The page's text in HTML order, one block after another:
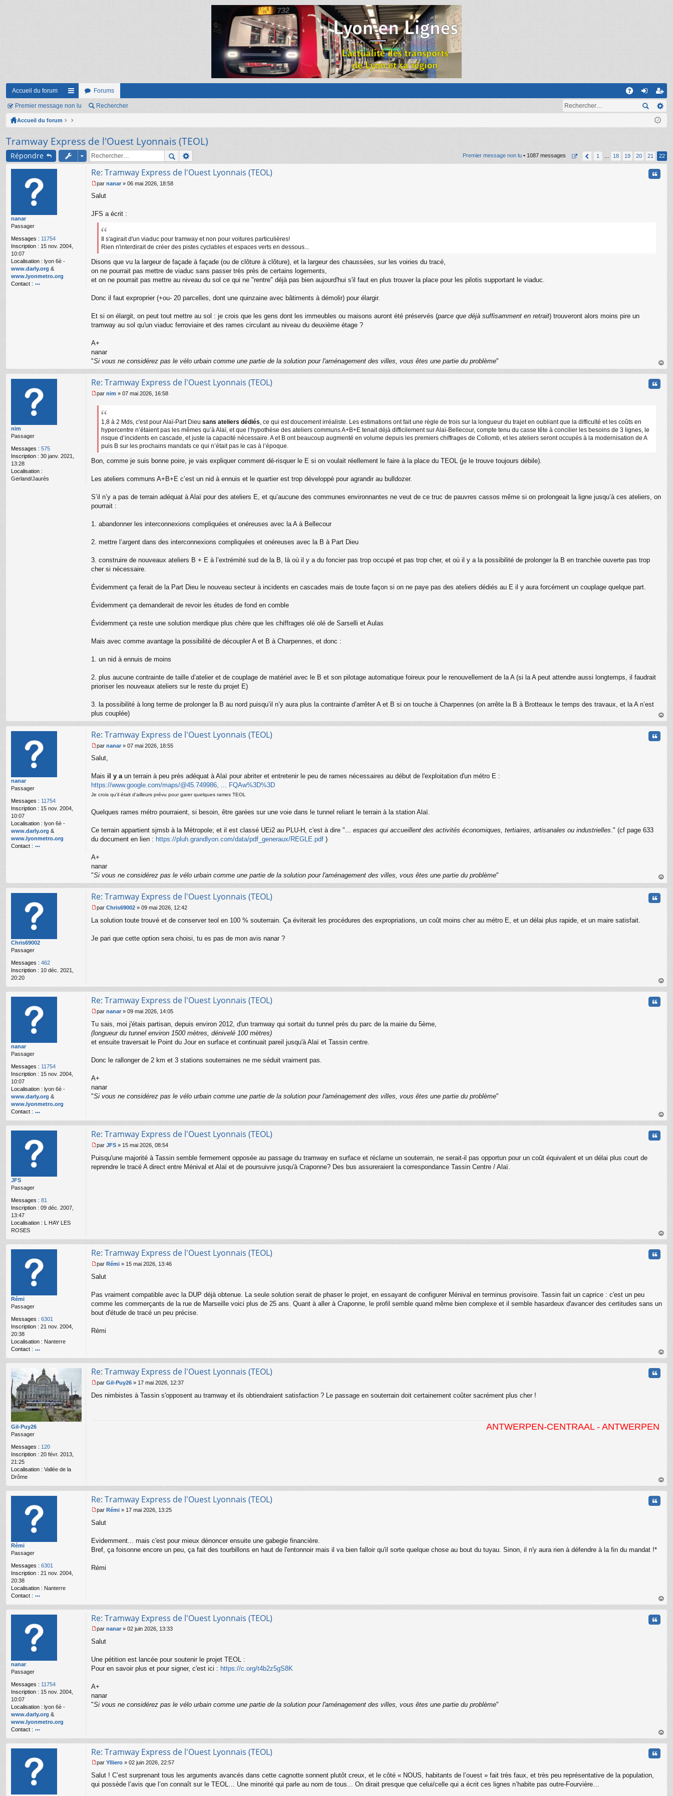
Accueil du forum
ac
co
ci
s
Forums
on
on
ns
cri
on
Premier message non lu Rechercher
Accueil du forum
Tramway Express de l'Ouest Lyonnais (TEOL)
Répondre Premier message non lu • 1087 messages 1 18 19 20 21 22
nanar
Passager
Messages : 11754
Inscription : 15 nov. 2004,
10:07
Localisation : lyon 6è -
www.darly.org &
www.lyonmetro.org
Contact :
Re: Tramway Express de l'Ouest Lyonnais (TEOL)
e
s
l
u
par nanar » 06 mai 2026, 18:58
Salut
JFS a écrit :
Il s'agirait d'un viaduc pour tramway et non pour voitures particulières!
Rien n'interdirait de créer des pistes cyclables et espaces verts en dessous...
Disons que vu la largeur de façade à façade (ou de clôture à clôture), et la largeur des chaussées, sur les voiries du tracé,
on ne pourrait pas mettre de viaduc sans passer très près de certains logements,
et on ne pourrait pas mettre au niveau du sol ce qui ne "rentre" déjà pas bien aujourd'hui s'il faut en plus trouver la place pour les pilotis supportant le viaduc.
Donc il faut exproprier (+ou- 20 parcelles, dont une quinzaine avec bâtiments à démolir) pour élargir.
Et si on élargit, on peut tout mettre au sol : je crois que les gens dont les immeubles ou maisons auront été préservés (parce que déjà suffisamment en retrait) trouveront alors moins pire un
tramway au sol qu'un viaduc ferroviaire et des rames circulant au niveau du deuxième étage ?
A+
nanar
"Si vous ne considérez pas le vélo urbain comme une partie de la solution pour l'aménagement des villes, vous êtes une partie du problème"
au
nim
Passager
Messages : 575
Inscription : 30 janv. 2021,
13:28
Localisation :
Gerland/Jaurès
Re: Tramway Express de l'Ouest Lyonnais (TEOL)
e
n
o
u
par nim » 07 mai 2026, 16:58
1,8 à 2 Mds, c'est pour Alaï-Part Dieu sans ateliers dédiés, ce qui est doucement irréaliste. Les estimations ont fait une règle de trois sur la longueur du trajet en oubliant que la difficulté et les coûts en
hypercentre n’étaient pas les mêmes qu’à Alaï, et que l’hypothèse des ateliers communs A+B+E tenait déjà difficilement sur Alaï-Bellecour, compte tenu du casse tête à concilier les besoins de 3 lignes, le
risque d’incidents en cascade, et juste la capacité nécessaire. A et B ont beaucoup augmenté en volume depuis les premiers chiffrages de Collomb, et les ateliers seront occupés à la modernisation de A
puis B sur les prochains mandats ce qui n’était pas le cas à l’époque.
Bon, comme je suis bonne poire, je vais expliquer comment dé-risquer le E si on voulait réellement le faire à la place du TEOL (je le trouve toujours débile).
Les ateliers communs A+B+E c’est un nid à ennuis et le quartier est trop développé pour agrandir au bulldozer.
S’il n’y a pas de terrain adéquat à Alaï pour des ateliers E, et qu’aucune des communes environnantes ne veut de ce truc de pauvres cassos même si on prolongeait la ligne jusqu’à ces ateliers, on
pourrait :
1. abandonner les interconnexions compliquées et onéreuses avec la A à Bellecour
2. mettre l’argent dans des interconnexions compliquées et onéreuses avec la B à Part Dieu
3. construire de nouveaux ateliers B + E à l’extrémité sud de la B, là où il y a du foncier pas trop occupé et pas trop cher, et où il y a la possibilité de prolonger la B en tranchée ouverte pas trop
cher si nécessaire.
Évidemment ça ferait de la Part Dieu le nouveau secteur à incidents en cascades mais de toute façon si on ne paye pas des ateliers dédiés au E il y aura forcément un couplage quelque part.
Évidemment ça demanderait de revoir les études de fond en comble
Évidemment ça reste une solution merdique plus chère que les chiffrages olé olé de Sarselli et Aulas
Mais avec comme avantage la possibilité de découpler A et B à Charpennes, et donc :
1. un nid à ennuis de moins
2. plus aucune contrainte de taille d’atelier et de couplage de matériel avec le B et son pilotage automatique foireux pour le renouvellement de la A (si la A peut attendre aussi longtemps, il faudrait
prioriser les nouveaux ateliers sur le reste du projet E)
3. la possibilité à long terme de prolonger la B au nord puisqu’il n’y aura plus la contrainte d’arrêter A et B si on touche à Charpennes (on arrête la B à Brotteaux le temps des travaux, et la A n’est
plus couplée)
au
nanar
Passager
Messages : 11754
Inscription : 15 nov. 2004,
10:07
Localisation : lyon 6è -
www.darly.org &
www.lyonmetro.org
Contact :
r
n
n
ar
Re: Tramway Express de l'Ouest Lyonnais (TEOL)
e
s
g
e
o
u
par nanar » 07 mai 2026, 18:55
Salut,
Mais il y aun terrain à peu près adéquat à Alaï pour abriter et entretenir le peu de rames nécessaires au début de l'exploitation d'un métro E :
https://www.google.com/maps/@45.749986, ... FQAw%3D%3D
Je crois qu'il était d'ailleurs prévu pour garer quelques rames TEOL
Quelques rames métro pourraient, si besoin, être garées sur une voie dans le tunnel reliant le terrain à la station Alaï.
Ce terrain appartient sjmsb à la Métropole; et il est classé UEi2 au PLU-H, c'est à dire "... espaces qui accueillent des activités économiques, tertiaires, artisanales ou industrielles." (cf page 633
du document en lien : https://pluh.grandlyon.com/data/pdf_generaux/REGLE.pdf )
A+
nanar
"Si vous ne considérez pas le vélo urbain comme une partie de la solution pour l'aménagement des villes, vous êtes une partie du problème"
au
Chris69002
Passager
Messages : 462
Inscription : 10 déc. 2021,
20:20
Re: Tramway Express de l'Ouest Lyonnais (TEOL)
e
l
par Chris69002 » 09 mai 2026, 12:42
La solution toute trouvé et de conserver teol en 100 % souterrain. Ça éviterait les procédures des expropriations, un coût moins cher au métro E, et un délai plus rapide, et un maire satisfait.
Je pari que cette option sera choisi, tu es pas de mon avis nanar ?
au
nanar
Passager
Messages : 11754
Inscription : 15 nov. 2004,
10:07
Localisation : lyon 6è -
www.darly.org &
www.lyonmetro.org
Contact :
o
te
r
n
a
Re: Tramway Express de l'Ouest Lyonnais (TEOL)
e
s
e
o
u
par nanar » 09 mai 2026, 14:05
Tu sais, moi j'étais partisan, depuis environ 2012, d'un tramway qui sortait du tunnel près du parc de la mairie du 5ème,
(longueur du tunnel environ 1500 mètres, dénivelé 100 mètres)
et ensuite traversait le Point du Jour en surface et continuait pareil jusqu'à Alaï et Tassin centre.
Donc le rallonger de 2 km et 3 stations souterraines ne me séduit vraiment pas.
A+
nanar
"Si vous ne considérez pas le vélo urbain comme une partie de la solution pour l'aménagement des villes, vous êtes une partie du problème"
au
JFS
Passager
Messages : 81
Inscription : 09 déc. 2007,
13:47
Localisation : L HAY LES
ROSES
Re: Tramway Express de l'Ouest Lyonnais (TEOL)
e
s
par JFS » 15 mai 2026, 08:54
Puisqu'une majorité à Tassin semble fermement opposée au passage du tramway en surface et réclame un souterrain, ne serait-il pas opportun pour un coût équivalent et un délai plus court de
reprendre le tracé A direct entre Ménival et Alaï et de poursuivre jusqu'à Craponne? Des bus assureraient la correspondance Tassin Centre / Alaï.
au
Rémi
Passager
Messages : 6301
Inscription : 21 nov. 2004,
20:38
Localisation : Nanterre
Contact :
o
te
r
R
é
m
Re: Tramway Express de l'Ouest Lyonnais (TEOL)
e
g
e
o
par Rémi » 15 mai 2026, 13:46
Salut
Pas vraiment compatible avec la DUP déjà obtenue. La seule solution serait de phaser le projet, en essayant de configurer Ménival en terminus provisoire. Tassin fait un caprice : c'est un peu
comme les commerçants de la rue de Marseille voici plus de 25 ans. Quant à aller à Craponne, le profil semble quand même bien complexe et il semble hasardeux d'avancer des certitudes sans un
bout d'étude de tracé un peu précise.
Rémi
au
Gil-Puy26
Passager
Messages : 120
Inscription : 20 févr. 2013,
21:25
Localisation : Vallée de la
Drôme
Re: Tramway Express de l'Ouest Lyonnais (TEOL)
e
par Gil-Puy26 » 17 mai 2026, 12:37
Des nimbistes à Tassin s'opposent au tramway et ils obtiendraient satisfaction ? Le passage en souterrain doit certainement coûter sacrément plus cher !
ANTWERPEN-CENTRAAL - ANTWERPEN
au
Rémi
Passager
Messages : 6301
Inscription : 21 nov. 2004,
20:38
Localisation : Nanterre
Contact :
o
nt
te
r
R
é
Re: Tramway Express de l'Ouest Lyonnais (TEOL)
e
s
g
n
par Rémi » 17 mai 2026, 13:25
Salut
Evidemment... mais c'est pour mieux dénoncer ensuite une gabegie financière.
Bref, ça foisonne encore un peu, ça fait des tourbillons en haut de l'entonnoir mais il va bien falloir qu'il sorte quelque chose au bout du tuyau. Sinon, il n'y aura rien à défendre à la fin du mandat !*
Rémi
au
nanar
Passager
Messages : 11754
Inscription : 15 nov. 2004,
10:07
Localisation : lyon 6è -
www.darly.org &
www.lyonmetro.org
Contact :
o
nt
te
r
n
a
Re: Tramway Express de l'Ouest Lyonnais (TEOL)
e
s
g
n
o
n
par nanar » 02 juin 2026, 13:33
Salut
Une pétition est lancée pour soutenir le projet TEOL :
Pour en savoir plus et pour signer, c'est ici : https://c.org/t4b2z5gS8K
A+
nanar
"Si vous ne considérez pas le vélo urbain comme une partie de la solution pour l'aménagement des villes, vous êtes une partie du problème"
au
Re: Tramway Express de l'Ouest Lyonnais (TEOL)
e
s
par Ylliero » 02 juin 2026, 22:57
Salut ! C’est surprenant tous les arguments avancés dans cette cagnotte sonnent plutôt creux, et le côté « NOUS, habitants de l’ouest » fait très faux, et très peu représentative de la population,
qui possède l’avis que l’on connaît sur le TEOL… Une minorité qui parle au nom de tous... On dirait presque que celui/celle qui a écrit ces lignes n’habite pas outre-Fourvière…